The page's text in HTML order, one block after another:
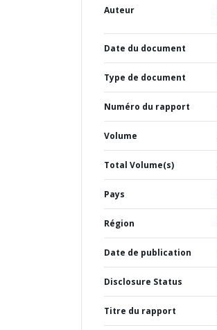
Auteur
Date du document
Type de document
Numéro du rapport
Volume
Total Volume(s)
Pays
Région
Date de publication
Disclosure Status
Titre du rapport